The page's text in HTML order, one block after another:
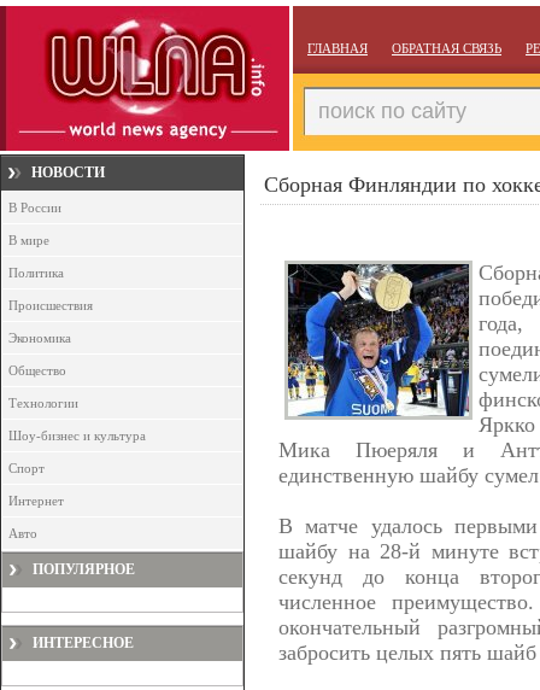
ГЛАВНАЯ ОБРАТНАЯ СВЯЗЬ
НОВОСТИ
В России
В мире
Политика
Происшествия
Экономика
Общество
Технологии
Шоу-бизнес и культура
Спорт
Интернет
Авто
ПОПУЛЯРНОЕ
ИНТЕРЕСНОЕ
Сборная Финляндии по
Мика Пюеряля и
единственную шайбу
В матче удалось
шайбу на 28-й минуте
секунд до конца
численное
окончательный
забросить целых пять